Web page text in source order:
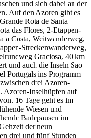
und sich dabei an der
Auf den Azoren gibt es
Rota de Santa
das Flores, 2-Etappen-
a Costa, Weitwanderweg,
Streckenwanderweg,
Graciosa, 40 km
und auch die Inseln Sao
Portugals ins Programm
drei Azoren-
Azoren-Inselhüpfen auf
16 Tage geht es im
Wiesen und
Badepausen im
der neun
drei und fünf Stunden